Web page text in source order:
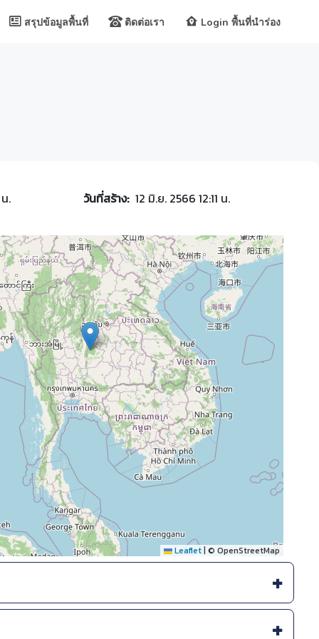
สรุปข้อมูลพื้นที่ ติดต่อเรา Login พื้นที่นำร่อง
. วันที่สร้าง: 12 มิ.ย. 2566 12:11 น.
Leaflet| © OpenStreetMap